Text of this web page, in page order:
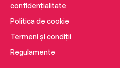
confidențialitate
Politica de cookie
Termeni și condiții
Regulamente